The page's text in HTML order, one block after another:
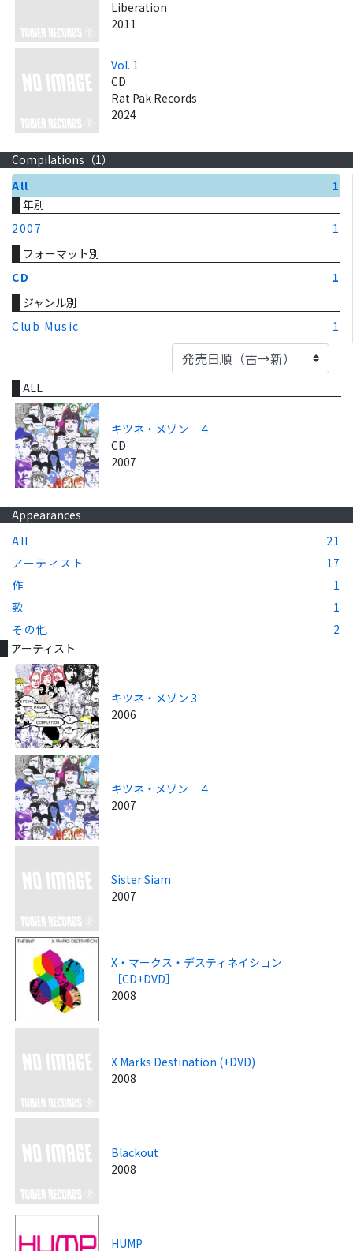
Liberation
2011
Vol. 1
CD
Rat Pak Records
2024
Compilations（1）
All
1
年別
2007
1
フォーマット別
CD
1
ジャンル別
Club Music
1
ALL
キツネ・メゾン ４
CD
2007
Appearances
All
21
アーティスト
17
作
1
歌
1
その他
2
アーティスト
キツネ・メゾン 3
2006
キツネ・メゾン ４
2007
Sister Siam
2007
X・マークス・デスティネイション
［CD+DVD］
2008
X Marks Destination (+DVD)
2008
Blackout
2008
HUMP